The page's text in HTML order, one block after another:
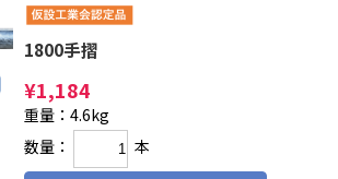
1800手摺
¥1,184
重量：4.6kg
数量：
本